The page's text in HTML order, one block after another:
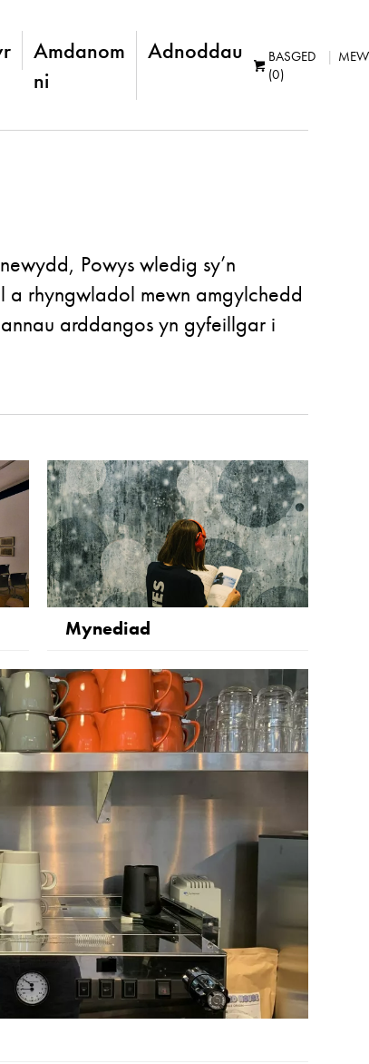
Amdanom
ni
Adnoddau
BASGED
(0)
Powys wledig sy’n
a rhyngwladol mewn amgylchedd
arddangos yn gyfeillgar i
Mynediad